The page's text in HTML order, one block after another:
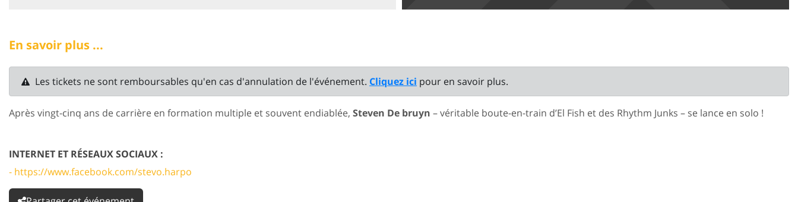
En savoir plus ...
Les tickets ne sont remboursables qu'en cas d'annulation de l'événement. Cliquez ici pour en savoir plus.
Après vingt-cinq ans de carrière en formation multiple et souvent endiablée, Steven De bruyn – véritable boute-en-train d’El Fish et des Rhythm Junks – se lance en solo !
INTERNET ET RÉSEAUX SOCIAUX :
- https://www.facebook.com/stevo.harpo